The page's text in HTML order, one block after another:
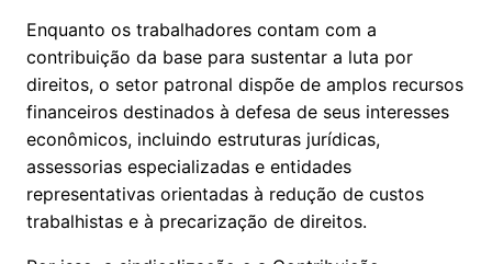
Enquanto os trabalhadores contam com a
contribuição da base para sustentar a luta por
direitos, o setor patronal dispõe de amplos recursos
financeiros destinados à defesa de seus interesses
econômicos, incluindo estruturas jurídicas,
assessorias especializadas e entidades
representativas orientadas à redução de custos
trabalhistas e à precarização de direitos.